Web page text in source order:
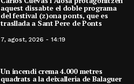
aquest dissabte el doble programa
del festival (z)ona ponts, que es
trasllada a Sant Pere de Ponts
7, agost, 2026 - 14:19
Un incendi crema 4.000 metres
quadrats a la deixalleria de Balaguer